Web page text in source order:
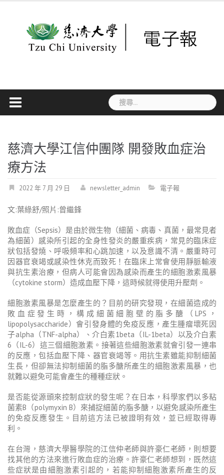
搜
尋
字:
慈濟大學江信仲團隊 開發敗血症治
療方法
2022 年 7 月 29 日 newsletter_admin 電子報
文:葉綠舒/照片:曾繼鋒
敗血症（Sepsis）是由於微生物（細菌、病毒、真菌，最常見者
為細菌）感染所引起的全身性發炎的嚴重疾病，常見的臨床症
狀包括發燒、呼吸頻率和心跳加速，以及意識不清。嚴重時可
因器官衰竭或感染性休克而致死！在臨床上常會使用靜脈輸液
與抗生素治療，但病人可能會因為感染而產生的細胞激素風暴
（cytokine storm）造成血壓下降，這時候就得使用升壓劑。
細胞激素風暴是怎麼產生的？目前的研究發現，在細菌造成的
敗血症發生時，構成細菌細胞壁的脂多醣（LPS，
lipopolysaccharide）會引發身體的免疫反應，產生腫瘤壞死因
子alpha（TNF-alpha）、介白素1beta（IL-1beta）以及介白素
6（IL-6）這三個細胞激素。接著這些細胞激素就會引發一連串
的反應，包括血壓下降、器官衰竭等。用抗生素雖能抑制細菌
生長，但卻無法抑制細菌的脂多醣所產生的細胞激素風暴，也
就難以避免可能會產生的種種症狀。
是否能從源頭來控制症狀的發生呢？在日本，科學家們以多粘
菌素B（polymyxin B）來捕捉細菌的脂多醣，以避免感染所產生
的免疫反應發生。目前這方法已被證明有效，並已經取得專
利。
在台灣，慈濟大學醫學院的江信仲老師與許豪仁老師，則想要
找其他的方法來進行敗血症的治療。許豪仁老師想到，既然這
些症狀是由細胞激素引起的，若能抑制細胞激素所產生的反